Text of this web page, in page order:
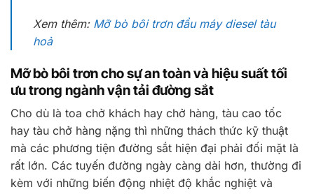
Xem thêm: Mỡ bò bôi trơn đầu máy diesel tàu
hoả
Mỡ bò bôi trơn cho sự an toàn và hiệu suất tối
ưu trong ngành vận tải đường sắt
Cho dù là toa chở khách hay chở hàng, tàu cao tốc
hay tàu chở hàng nặng thì những thách thức kỹ thuật
mà các phương tiện đường sắt hiện đại phải đối mặt là
rất lớn. Các tuyến đường ngày càng dài hơn, thường đi
kèm với những biến động nhiệt độ khắc nghiệt và